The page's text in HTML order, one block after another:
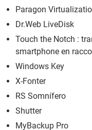
Paragon
Dr.Web LiveDisk
Touch the Notch :
smartphone en
Windows Key
X-Fonter
RS Somnífero
Shutter
MyBackup Pro